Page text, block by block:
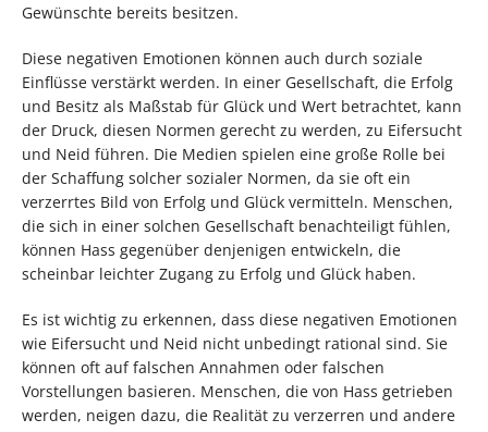
Gewünschte bereits besitzen.
Diese negativen Emotionen können auch durch soziale
Einflüsse verstärkt werden. In einer Gesellschaft, die Erfolg
und Besitz als Maßstab für Glück und Wert betrachtet, kann
der Druck, diesen Normen gerecht zu werden, zu Eifersucht
und Neid führen. Die Medien spielen eine große Rolle bei
der Schaffung solcher sozialer Normen, da sie oft ein
verzerrtes Bild von Erfolg und Glück vermitteln. Menschen,
die sich in einer solchen Gesellschaft benachteiligt fühlen,
können Hass gegenüber denjenigen entwickeln, die
scheinbar leichter Zugang zu Erfolg und Glück haben.
Es ist wichtig zu erkennen, dass diese negativen Emotionen
wie Eifersucht und Neid nicht unbedingt rational sind. Sie
können oft auf falschen Annahmen oder falschen
Vorstellungen basieren. Menschen, die von Hass getrieben
werden, neigen dazu, die Realität zu verzerren und andere